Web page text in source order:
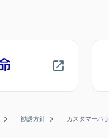
勧誘方針 カスタマーハ